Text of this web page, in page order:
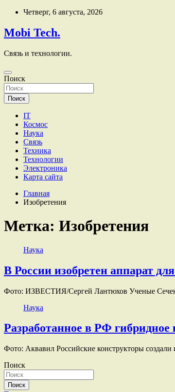
Перейти
содержимому
Четверг, 6 августа, 2026
Mobi Tech.
Связь и технологии.
Поиск
Поиск
IT
Космос
Наука
Связь
Техника
Технологии
Электроника
Карта сайта
Главная
Изобретения
Метка: Изобретения
Наука
В России изобретен аппарат
Фото: ИЗВЕСТИЯ/Сергей Лантюхов Ученые
Наука
Разработанное в РФ гибридное
Фото: Аквавил Российские конструкторы
Поиск
Поиск